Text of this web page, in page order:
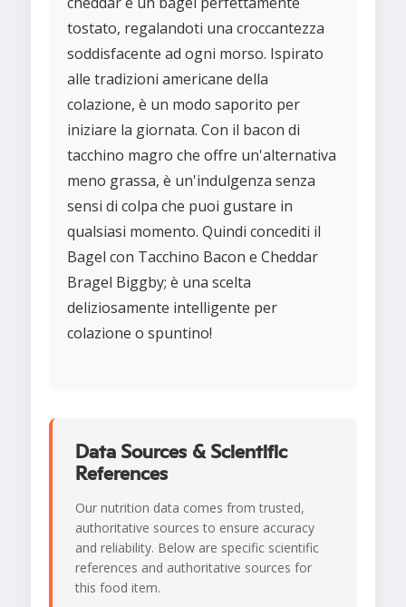
tostato, regalandoti una croccantezza
soddisfacente ad ogni morso. Ispirato
alle tradizioni americane della
colazione, è un modo saporito per
iniziare la giornata. Con il bacon di
tacchino magro che offre un'alternativa
meno grassa, è un'indulgenza senza
sensi di colpa che puoi gustare in
qualsiasi momento. Quindi concediti il
Bagel con Tacchino Bacon e Cheddar
Bragel Biggby; è una scelta
deliziosamente intelligente per
colazione o spuntino!
Data Sources & Scientific
References
Our nutrition data comes from trusted,
authoritative sources to ensure accuracy
and reliability. Below are specific scientific
references and authoritative sources for
this food item.